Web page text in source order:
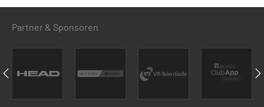
Partner & Sponsoren